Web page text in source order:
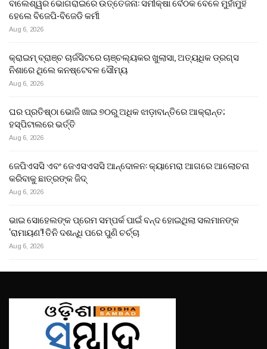
ହେଲେ ବିଜେପି-ବିଜେଡି କର୍ମୀ
Aug 6, 2026
କ୍ରାଇମ୍ ବ୍ରାଞ୍ଚ ଚାର୍ଜସିଟରେ ଚାଞ୍ଚଲ୍ୟକର ଖୁଲାସା, ଅତ୍ୟଧିକ ଡ୍ରଗ୍ସ
ନିଶାରେ ଥିଲେ କନଷ୍ଟେବଳ ସୌମ୍ୟ
Aug 6, 2026
ଘର ପ୍ରତିଷ୍ଠା ଭୋଜି ଖାଇ ୭୦ରୁ ଅଧିକ ଝାଡ଼ାବାନ୍ତିରେ ଆକ୍ରାନ୍ତ;
ହସ୍ପିଟାଲରେ ଭର୍ତ୍ତି
Aug 6, 2026
ଜେପିଏସସି ଏବଂ ଜେଏସଏସସି ଆନ୍ଦୋଳନ: କ୍ୟାମେରା ଆଗରେ ଆଲୋଚନା
କରିବାକୁ ଛାତ୍ରଙ୍କ ଜିଦ୍
Aug 6, 2026
ଭାଇ ସୋହେଲଙ୍କ ପ୍ରେମ ସମ୍ପର୍କ ପାଇଁ ବନ୍ଦ ହୋଇଥିଲା ସଲମାନଙ୍କ
‘ରାମାୟଣ’! ତିନି ଦଶନ୍ଧି ପରେ ପୁଣି ଚର୍ଚ୍ଚା
Aug 6, 2026